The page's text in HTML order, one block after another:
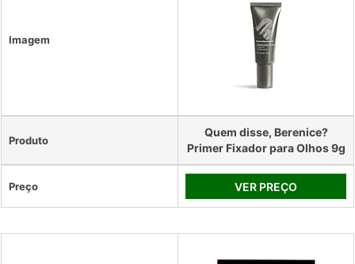
Imagem
Produto
Quem disse, Berenice?
Primer Fixador para Olhos 9g
Preço VER PREÇO